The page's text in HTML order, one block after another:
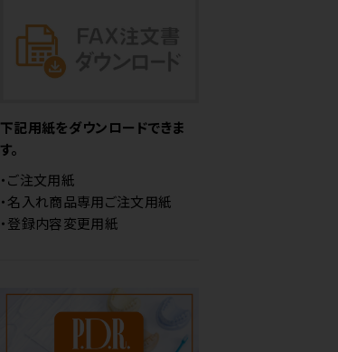
下記用紙をダウンロードできま
す。
・ご注文用紙
・名入れ商品専用ご注文用紙
・登録内容変更用紙